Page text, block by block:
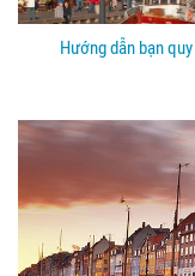
Hướng dẫn bạn